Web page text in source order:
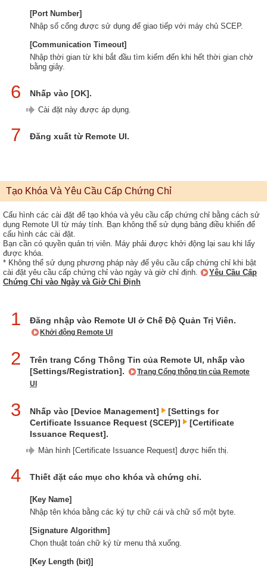
[Port Number]
Nhập số cổng được sử dụng để giao tiếp với máy chủ SCEP.
[Communication Timeout]
Nhập thời gian từ khi bắt đầu tìm kiếm đến khi hết thời gian chờ
bằng giây.
6 Nhấp vào [OK].
Cài đặt này được áp dụng.
7 Đăng xuất từ Remote UI.
Tạo Khóa Và Yêu Cầu Cấp Chứng Chỉ
Cấu hình các cài đặt để tạo khóa và yêu cầu cấp chứng chỉ bằng cách sử
dụng Remote UI từ máy tính. Bạn không thể sử dụng bảng điều khiển để
cấu hình các cài đặt.
Bạn cần có quyền quản trị viên. Máy phải được khởi động lại sau khi lấy
được khóa.
* Không thể sử dụng phương pháp này để yêu cầu cấp chứng chỉ khi bật
cài đặt yêu cầu cấp chứng chỉ vào ngày và giờ chỉ định.
Yêu Cầu Cấp
Chứng Chỉ vào Ngày và Giờ Chỉ Định
1 Đăng nhập vào Remote UI ở Chế Độ Quản Trị Viên.
Khởi động Remote UI
2
Trên trang Cổng Thông Tin của Remote UI, nhấp vào
[Settings/Registration].
Trang Cổng thông tin của Remote
UI
3 Nhấp vào [Device Management]
[Settings for
Certificate Issuance Request (SCEP)]
[Certificate
Issuance Request].
Màn hình [Certificate Issuance Request] được hiển thị.
4 Thiết đặt các mục cho khóa và chứng chỉ.
[Key Name]
Nhập tên khóa bằng các ký tự chữ cái và chữ số một byte.
[Signature Algorithm]
Chọn thuật toán chữ ký từ menu thả xuống.
[Key Length (bit)]